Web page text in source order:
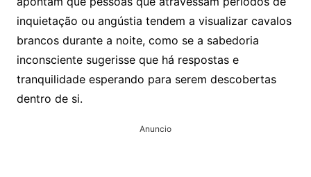
inquietação ou angústia tendem a visualizar cavalos
brancos durante a noite, como se a sabedoria
inconsciente sugerisse que há respostas e
tranquilidade esperando para serem descobertas
dentro de si.
Anuncio